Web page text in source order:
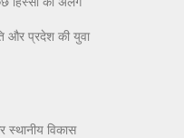
और प्रदेश की युवा
स्थानीय विकास